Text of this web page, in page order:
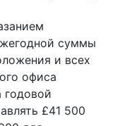
суммы
и всех
офиса
£41 500